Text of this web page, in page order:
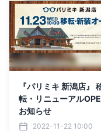
『パリミキ 新潟店』
転・リニューアル
お知らせ
2022-11-22 10:00